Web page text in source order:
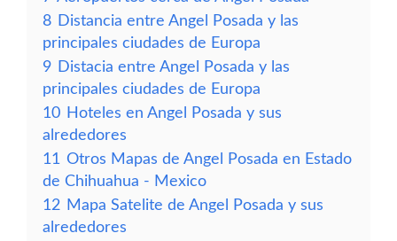
8 Distancia entre Angel Posada y las
principales ciudades de Europa
9 Distacia entre Angel Posada y las
principales ciudades de Europa
10 Hoteles en Angel Posada y sus
alrededores
11 Otros Mapas de Angel Posada en Estado
de Chihuahua - Mexico
12 Mapa Satelite de Angel Posada y sus
alrededores